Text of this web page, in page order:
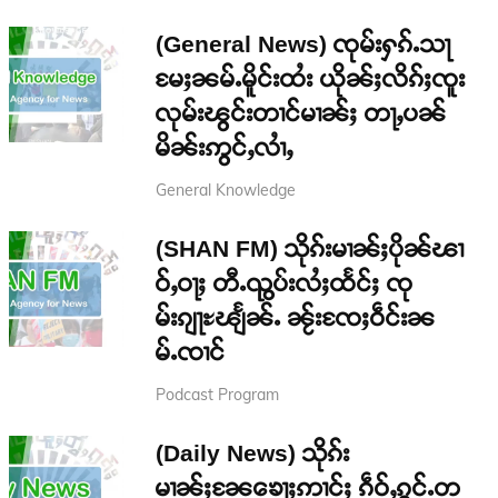
(General News) ၸုမ်းႁၵ်ႉသႃ
မႄႈၼမ်ႉမိူင်းထႆး ယိုၼ်ႈလိၵ်ႈၸူး
လုမ်းၽွင်းတၢင်မၢၼ်ႈ တႃႇပၼ်
မိၼ်းဢွင်ႇလၢႆႇ
General Knowledge
(SHAN FM) သိုၵ်းမၢၼ်ႈပိုၼ်ၽၢ
ဝ်ႇဝႃႈ တီႉၺွပ်းလႆႈထႅင်ႈ ၸု
မ်းၵျႃႊၽျႅၼ်ႉ ၼႂ်းၸႄႈဝဵင်းၼ
မ်ႉၸၢင်
Podcast Program
(Daily News) သိုၵ်း
မၢၼ်ႈၼႄၶေႃႈဢၢင်ႈ ၵဵဝ်ႇၵွင်ႉတ